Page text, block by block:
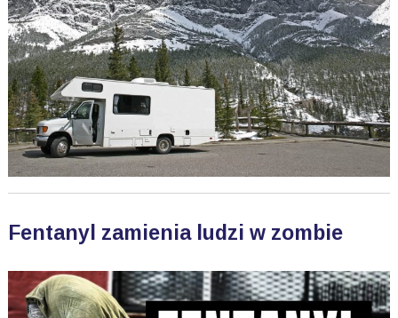
Fentanyl zamienia ludzi w zombie